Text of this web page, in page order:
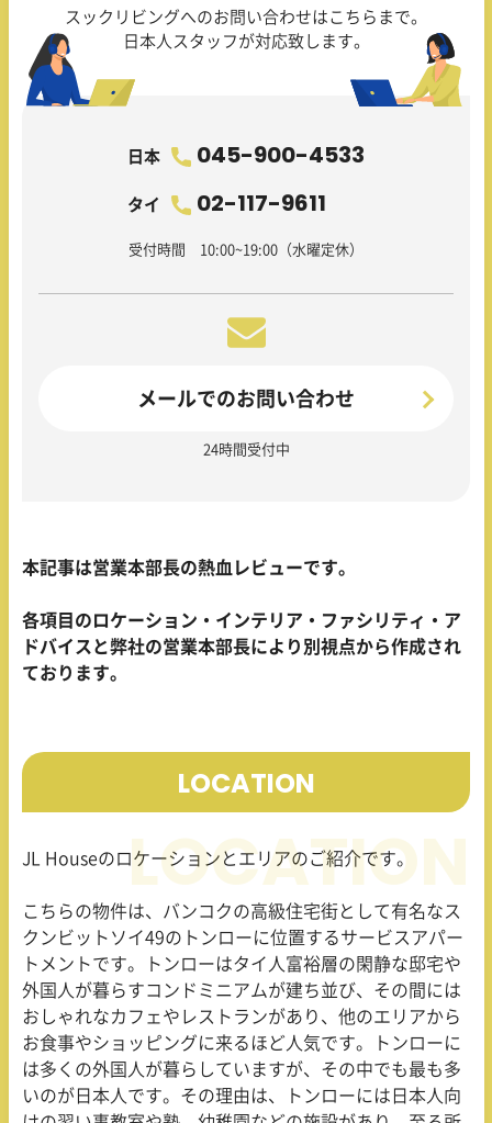
スックリビングへのお問い合わせはこちらまで。
日本人スタッフが対応致します。
日本 045-900-4533
タイ 02-117-9611
受付時間 10:00~19:00（水曜定休）
メールでのお問い合わせ
24時間受付中
本記事は営業本部長の熱血レビューです。
各項目のロケーション・インテリア・ファシリティ・ア
ドバイスと弊社の営業本部長により別視点から作成され
ております。
LOCATION
JL Houseのロケーションとエリアのご紹介です。
こちらの物件は、バンコクの高級住宅街として有名なス
クンビットソイ49のトンローに位置するサービスアパー
トメントです。トンローはタイ人富裕層の閑静な邸宅や
外国人が暮らすコンドミニアムが建ち並び、その間には
おしゃれなカフェやレストランがあり、他のエリアから
お食事やショッピングに来るほど人気です。トンローに
は多くの外国人が暮らしていますが、その中でも最も多
いのが日本人です。その理由は、トンローには日本人向